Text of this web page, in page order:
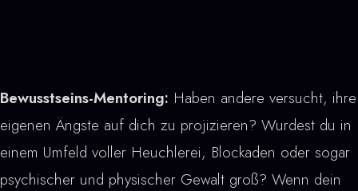
Bewusstseins-Mentoring: Haben andere versucht, ihre
eigenen Ängste auf dich zu projizieren? Wurdest du in
einem Umfeld voller Heuchlerei, Blockaden oder sogar
psychischer und physischer Gewalt groß? Wenn dein